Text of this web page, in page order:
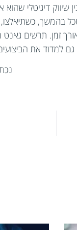
דיגיטלי
כשתיאלצו,
זמן. תרשים
למדוד את